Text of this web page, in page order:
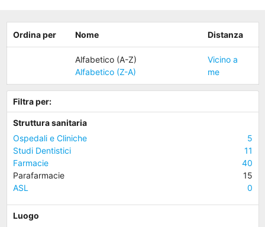
Ordina per Nome Distanza
Alfabetico (A-Z)
Alfabetico (Z-A)
Vicino a
me
Filtra per:
Struttura sanitaria
Ospedali e Cliniche
5
Studi Dentistici
11
Farmacie
40
Parafarmacie
15
ASL
0
Luogo